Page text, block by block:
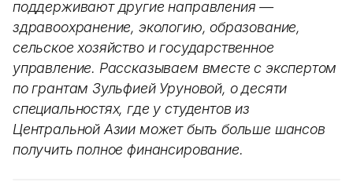
поддерживают другие направления —
здравоохранение, экологию, образование,
сельское хозяйство и государственное
управление. Рассказываем вместе с экспертом
по грантам Зульфией Уруновой, о десяти
специальностях, где у студентов из
Центральной Азии может быть больше шансов
получить полное финансирование.